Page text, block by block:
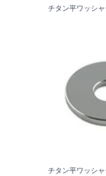
チタン平ワッシ
チタン平ワッシ